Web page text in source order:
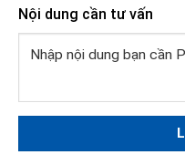
Nội dung cần tư vấn